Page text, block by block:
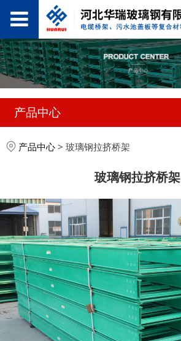
产品中心
产品中心 > 玻璃钢拉挤桥架
玻璃钢拉挤桥架